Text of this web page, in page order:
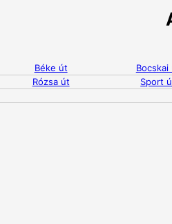
Béke út
Bocskai
Rózsa út Sport